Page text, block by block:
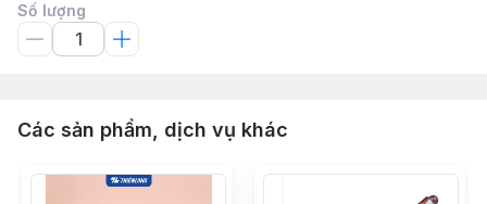
Số lượng
Các sản phẩm, dịch vụ khác